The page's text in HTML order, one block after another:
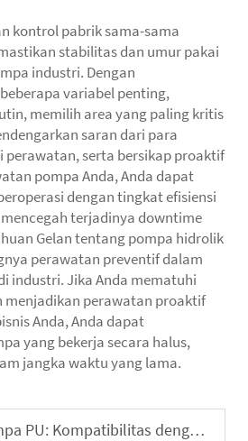
kontrol pabrik sama-sama
stabilitas dan umur pakai
industri. Dengan
variabel penting,
memilih area yang paling kritis
saran dari para
perawatan, serta bersikap proaktif
pompa Anda, Anda dapat
dengan tingkat efisiensi
terjadinya downtime
Gelan tentang pompa hidrolik
perawatan preventif dalam
industri. Jika Anda mematuhi
perawatan proaktif
Anda, Anda dapat
yang bekerja secara halus,
jangka waktu yang lama.
PU: Kompatibilitas dengan Berbagai Cairan